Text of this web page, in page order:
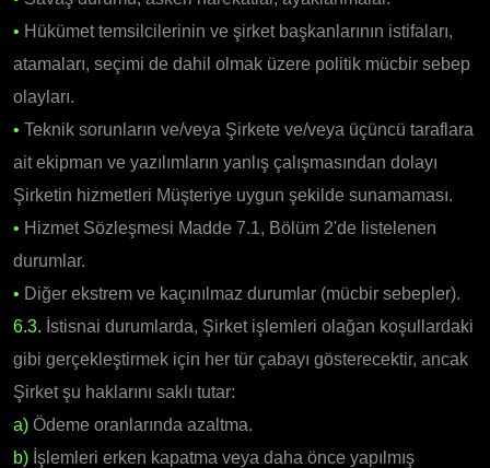
• Hükümet temsilcilerinin ve şirket başkanlarının istifaları,
atamaları, seçimi de dahil olmak üzere politik mücbir sebep
olayları.
• Teknik sorunların ve/veya Şirkete ve/veya üçüncü taraflara
ait ekipman ve yazılımların yanlış çalışmasından dolayı
Şirketin hizmetleri Müşteriye uygun şekilde sunamaması.
• Hizmet Sözleşmesi Madde 7.1, Bölüm 2'de listelenen
durumlar.
• Diğer ekstrem ve kaçınılmaz durumlar (mücbir sebepler).
6.3. İstisnai durumlarda, Şirket işlemleri olağan koşullardaki
gibi gerçekleştirmek için her tür çabayı gösterecektir, ancak
Şirket şu haklarını saklı tutar:
a) Ödeme oranlarında azaltma.
b) İşlemleri erken kapatma veya daha önce yapılmış